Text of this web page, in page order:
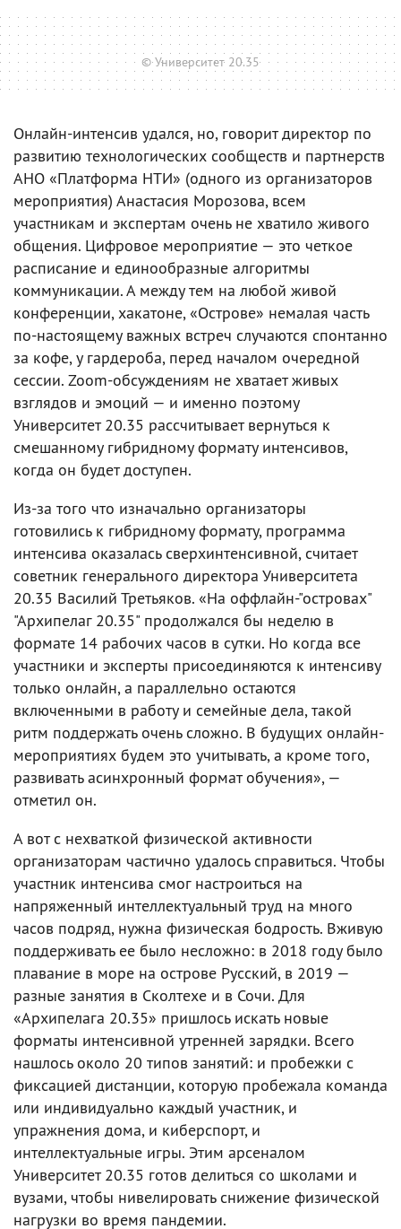
© Университет 20.35
Онлайн-интенсив удался, но, говорит директор по
развитию технологических сообществ и партнерств
АНО «Платформа НТИ» (одного из организаторов
мероприятия) Анастасия Морозова, всем
участникам и экспертам очень не хватило живого
общения. Цифровое мероприятие — это четкое
расписание и единообразные алгоритмы
коммуникации. А между тем на любой живой
конференции, хакатоне, «Острове» немалая часть
по-настоящему важных встреч случаются спонтанно
за кофе, у гардероба, перед началом очередной
сессии. Zoom-обсуждениям не хватает живых
взглядов и эмоций — и именно поэтому
Университет 20.35 рассчитывает вернуться к
смешанному гибридному формату интенсивов,
когда он будет доступен.
Из-за того что изначально организаторы
готовились к гибридному формату, программа
интенсива оказалась сверхинтенсивной, считает
советник генерального директора Университета
20.35 Василий Третьяков. «На оффлайн-"островах"
"Архипелаг 20.35" продолжался бы неделю в
формате 14 рабочих часов в сутки. Но когда все
участники и эксперты присоединяются к интенсиву
только онлайн, а параллельно остаются
включенными в работу и семейные дела, такой
ритм поддержать очень сложно. В будущих онлайн-
мероприятиях будем это учитывать, а кроме того,
развивать асинхронный формат обучения», —
отметил он.
А вот с нехваткой физической активности
организаторам частично удалось справиться. Чтобы
участник интенсива смог настроиться на
напряженный интеллектуальный труд на много
часов подряд, нужна физическая бодрость. Вживую
поддерживать ее было несложно: в 2018 году было
плавание в море на острове Русский, в 2019 —
разные занятия в Сколтехе и в Сочи. Для
«Архипелага 20.35» пришлось искать новые
форматы интенсивной утренней зарядки. Всего
нашлось около 20 типов занятий: и пробежки с
фиксацией дистанции, которую пробежала команда
или индивидуально каждый участник, и
упражнения дома, и киберспорт, и
интеллектуальные игры. Этим арсеналом
Университет 20.35 готов делиться со школами и
вузами, чтобы нивелировать снижение физической
нагрузки во время пандемии.